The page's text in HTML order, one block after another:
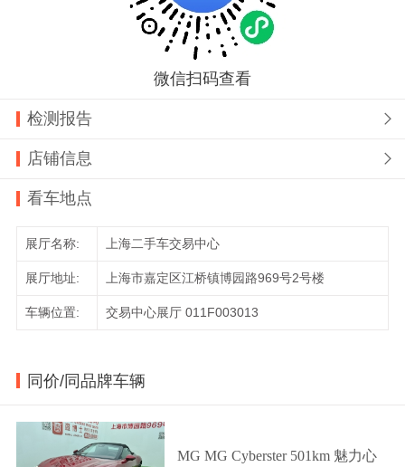
微信扫码查看
检测报告 
店铺信息 
看车地点
展厅名称: 上海二手车交易中心
展厅地址: 上海市嘉定区江桥镇博园路969号2号楼
车辆位置: 交易中心展厅 011F003013
同价/同品牌车辆
MG MG Cyberster 501km 魅力心